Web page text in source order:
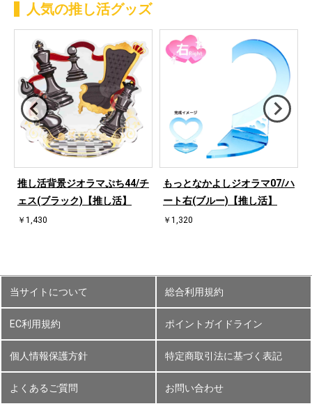
人気の推し活グッズ
推し活背景ジオラマぷち44/チ
ェス(ブラック)【推し活】
￥1,430
もっとなかよしジオラマ07/ハ
ート右(ブルー)【推し活】
￥1,320
当サイトについて 総合利用規約
EC利用規約 ポイントガイドライン
個人情報保護方針 特定商取引法に基づく表記
よくあるご質問 お問い合わせ